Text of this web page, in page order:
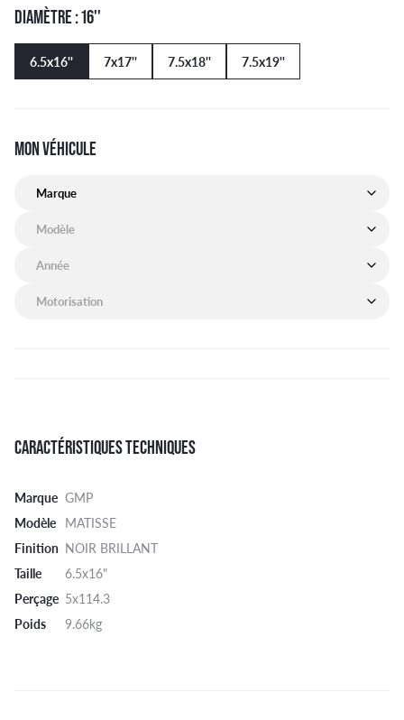
DIAMÈTRE : 16''
6.5x16'' 7x17'' 7.5x18'' 7.5x19''
MON VÉHICULE
CARACTÉRISTIQUES TECHNIQUES
Marque GMP
Modèle MATISSE
Finition NOIR BRILLANT
Taille
6.5x16"
Perçage 5x114.3
Poids
9.66kg